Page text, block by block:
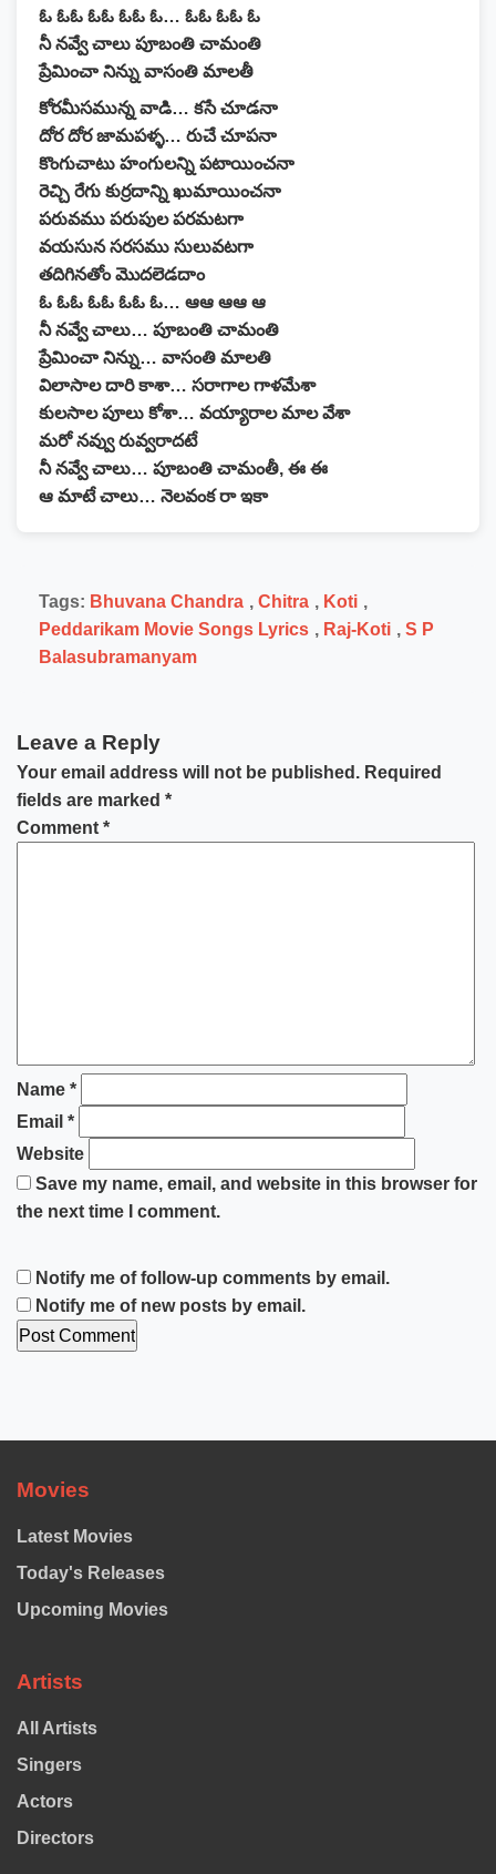
ఓ ఓఓ ఓఓ ఓఓ ఓ… ఓఓ ఓఓ ఓ
నీ నవ్వే చాలు పూబంతి చామంతి
ప్రేమించా నిన్ను వాసంతి మాలతీ
కోరమీసమున్న వాడి… కసే చూడనా
దోర దోర జామపళ్ళ… రుచే చూపనా
కొంగుచాటు హంగులన్ని పటాయించనా
రెచ్చి రేగు కుర్రదాన్ని ఖుమాయించనా
పరువము పరుపుల పరమటగా
వయసున సరసము సులువటగా
తదిగినతోం మొదలెడదాం
ఓ ఓఓ ఓఓ ఓఓ ఓ… ఆఆ ఆఆ ఆ
నీ నవ్వే చాలు… పూబంతి చామంతి
ప్రేమించా నిన్ను… వాసంతి మాలతి
విలాసాల దారి కాశా… సరాగాల గాళమేశా
కులసాల పూలు కోశా… వయ్యారాల మాల వేశా
మరో నవ్వు రువ్వరాదటే
నీ నవ్వే చాలు… పూబంతి చామంతీ, ఈ ఈ
ఆ మాటే చాలు… నెలవంక రా ఇకా
Tags: Bhuvana Chandra , Chitra , Koti ,
Peddarikam Movie Songs Lyrics , Raj-Koti , S P
Balasubramanyam
Leave a Reply
Your email address will not be published. Required
fields are marked *
Comment *
Name *
Email *
Website
Save my name, email, and website in this browser for
the next time I comment.
Notify me of follow-up comments by email.
Notify me of new posts by email.
Movies
Latest Movies
Today's Releases
Upcoming Movies
Artists
All Artists
Singers
Actors
Directors